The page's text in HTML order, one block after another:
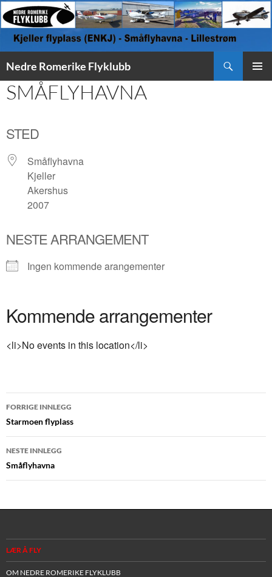
Nedre Romerike Flyklubb
TIL
INNHOLD
SMÅFLYHAVNA
STED
Småflyhavna
Kjeller
Akershus
2007
NESTE ARRANGEMENT
Ingen kommende arangementer
Kommende arrangementer
<li>No events in this location</li>
Innleggsnavigasjon
FORRIGE INNLEGG
Starmoen flyplass
NESTE INNLEGG
Småflyhavna
LÆR Å FLY
OM NEDRE ROMERIKE FLYKLUBB